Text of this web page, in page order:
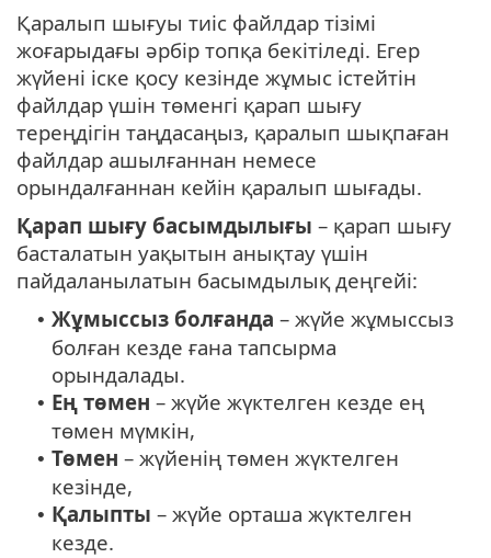
Қаралып шығуы тиіс файлдар тізімі
жоғарыдағы әрбір топқа бекітіледі. Егер
жүйені іске қосу кезінде жұмыс істейтін
файлдар үшін төменгі қарап шығу
тереңдігін таңдасаңыз, қаралып шықпаған
файлдар ашылғаннан немесе
орындалғаннан кейін қаралып шығады.
Қарап шығу басымдылығы – қарап шығу
басталатын уақытын анықтау үшін
пайдаланылатын басымдылық деңгейі:
• Жұмыссыз болғанда – жүйе жұмыссыз
болған кезде ғана тапсырма
орындалады.
• Ең төмен – жүйе жүктелген кезде ең
төмен мүмкін,
• Төмен – жүйенің төмен жүктелген
кезінде,
• Қалыпты – жүйе орташа жүктелген
кезде.